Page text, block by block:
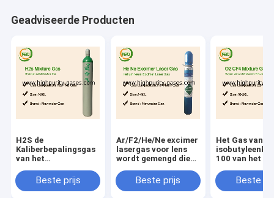
Geadviseerde Producten
H2S de
Kaliberbepalingsgas
van het
Beste prijs
Ar/F2/He/Ne excimer
lasergas voor lens
wordt gemengd die
lasers produceert die
Beste prijs
Het Gas van de
100 van het
van deBeste